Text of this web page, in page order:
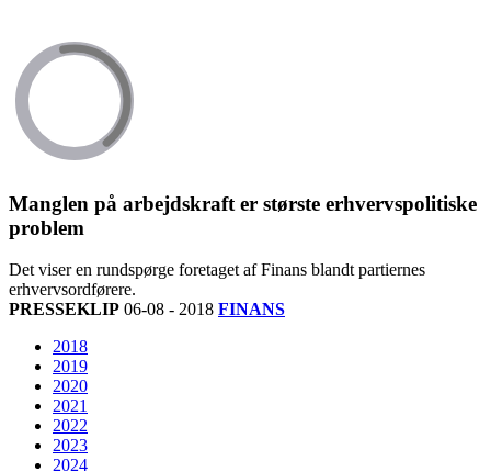
Manglen på arbejdskraft er største erhvervspolitiske
problem
Det viser en rundspørge foretaget af Finans blandt partiernes
erhvervsordførere.
PRESSEKLIP 06-08 - 2018 FINANS
2018
2019
2020
2021
2022
2023
2024